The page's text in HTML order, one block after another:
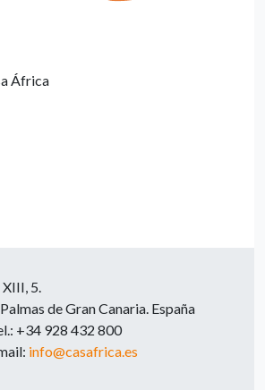
África
5.
de Gran Canaria. España
+34 928 432 800
info@casafrica.es